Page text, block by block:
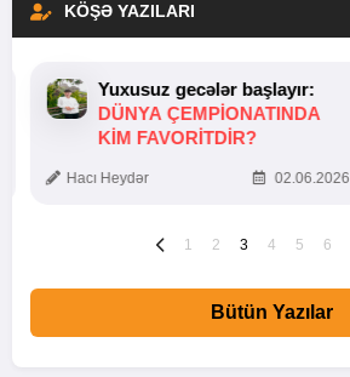
KÖŞƏ YAZILARI
Yuxusuz gecələr başlayır:
DÜNYA ÇEMPIONATINDA
KIM FAVORITDIR?
Hacı Heydər 02.06.2026
1 2 3 4 5 6
Bütün Yazılar